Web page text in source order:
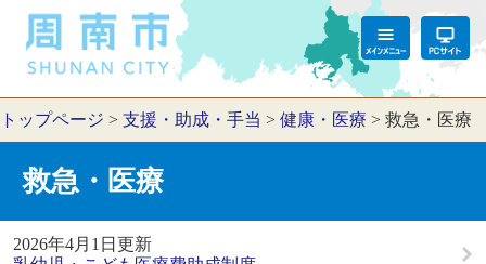
トップページ > 支援・助成・手当 > 健康・医療 > 救急・医療
救急・医療
2026年4月1日更新